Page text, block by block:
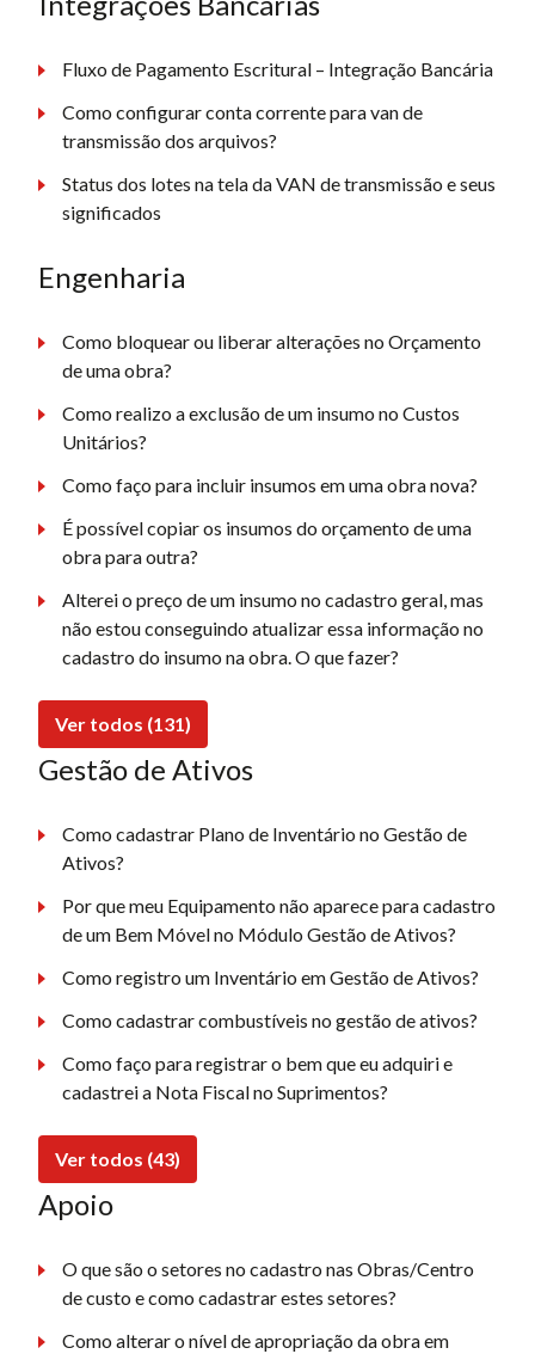
Fluxo de Pagamento Escritural – Integração Bancária
Como configurar conta corrente para van de
transmissão dos arquivos?
Status dos lotes na tela da VAN de transmissão e seus
significados
Engenharia
Como bloquear ou liberar alterações no Orçamento
de uma obra?
Como realizo a exclusão de um insumo no Custos
Unitários?
Como faço para incluir insumos em uma obra nova?
É possível copiar os insumos do orçamento de uma
obra para outra?
Alterei o preço de um insumo no cadastro geral, mas
não estou conseguindo atualizar essa informação no
cadastro do insumo na obra. O que fazer?
Ver todos (131)
Gestão de Ativos
Como cadastrar Plano de Inventário no Gestão de
Ativos?
Por que meu Equipamento não aparece para cadastro
de um Bem Móvel no Módulo Gestão de Ativos?
Como registro um Inventário em Gestão de Ativos?
Como cadastrar combustíveis no gestão de ativos?
Como faço para registrar o bem que eu adquiri e
cadastrei a Nota Fiscal no Suprimentos?
Ver todos (43)
Apoio
O que são o setores no cadastro nas Obras/Centro
de custo e como cadastrar estes setores?
Como alterar o nível de apropriação da obra em